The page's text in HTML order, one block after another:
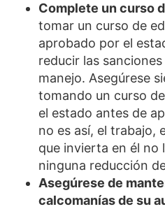
Complete un curso
tomar un curso de
aprobado por el
reducir las
manejo. Asegúrese
tomando un curso
el estado antes de
no es así, el trabajo,
que invierta en él no
ninguna reducción
Asegúrese de
calcomanías de su